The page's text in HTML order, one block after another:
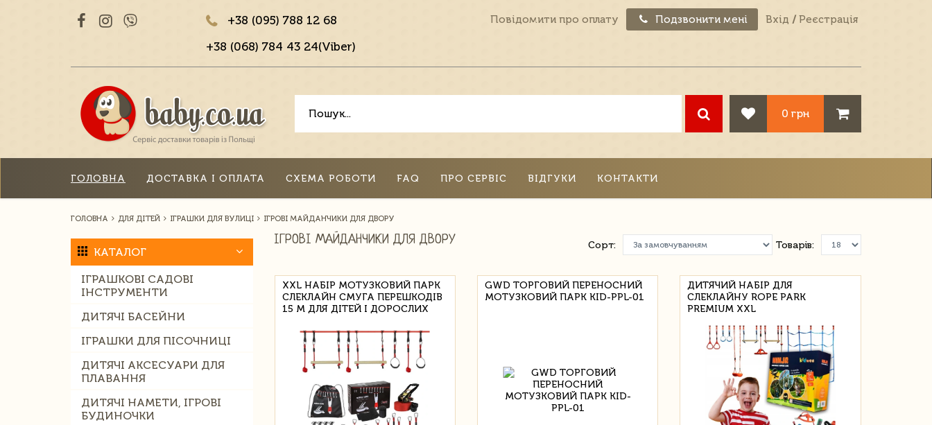
+38 (095) 788 12 68
+38 (068) 784 43 24(Viber)
Повідомити про оплату Подзвонити мені Вхід / Реєстрація
0 грн
ГОЛОВНА ДОСТАВКА І ОПЛАТА СХЕМА РОБОТИ FAQ ПРО СЕРВІС ВІДГУКИ КОНТАКТИ
ГОЛОВНА ДЛЯ ДІТЕЙ ІГРАШКИ ДЛЯ ВУЛИЦІ ІГРОВІ МАЙДАНЧИКИ ДЛЯ ДВОРУ
КАТАЛОГ
ІГРАШКОВІ САДОВІ
ІНСТРУМЕНТИ
ДИТЯЧІ БАСЕЙНИ
ІГРАШКИ ДЛЯ ПІСОЧНИЦІ
ДИТЯЧІ АКСЕСУАРИ ДЛЯ
ПЛАВАННЯ
ДИТЯЧІ НАМЕТИ, ІГРОВІ
БУДИНОЧКИ
ІГРОВІ МАЙДАНЧИКИ ДЛЯ ДВОРУ Товарів:
Сорт:
XXL НАБІР МОТУЗКОВИЙ ПАРК
СЛЕКЛАЙН СМУГА ПЕРЕШКОДІВ
15 М ДЛЯ ДІТЕЙ І ДОРОСЛИХ
GWD ТОРГОВИЙ ПЕРЕНОСНИЙ
МОТУЗКОВИЙ ПАРК KID-PPL-01
ДИТЯЧИЙ НАБІР ДЛЯ
СЛЕКЛАЙНУ ROPE PARK
PREMIUM XXL